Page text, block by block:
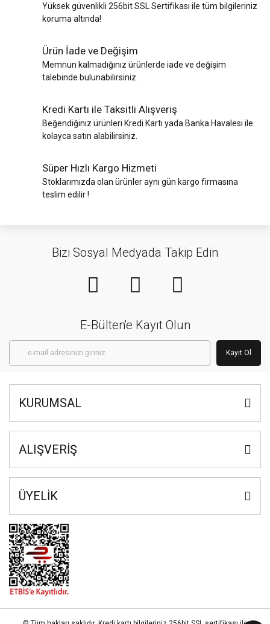
Yüksek güvenlikli 256bit SSL Sertifikası ile tüm bilgileriniz
koruma altında!
Ürün İade ve Değişim
Memnun kalmadığınız ürünlerde iade ve değişim
talebinde bulunabilirsiniz.
Kredi Kartı ile Taksitli Alışveriş
Beğendiğiniz ürünleri Kredi Kartı yada Banka Havalesi ile
kolayca satın alabilirsiniz.
Süper Hızlı Kargo Hizmeti
Stoklarımızda olan ürünler aynı gün kargo firmasına
teslim edilir !
Bizi Sosyal Medyada Takip Edin
E-Bülten'e Kayıt Olun
Kayıt Ol
KURUMSAL
ALIŞVERİŞ
ÜYELİK